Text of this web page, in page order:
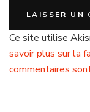
Ce site utilise
savoir plus sur la
commentaires